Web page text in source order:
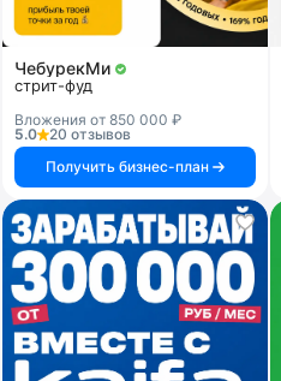
ЧебурекМи
стрит-фуд
Вложения от 850 000 ₽
5.0
20 отзывов
Получить бизнес-план